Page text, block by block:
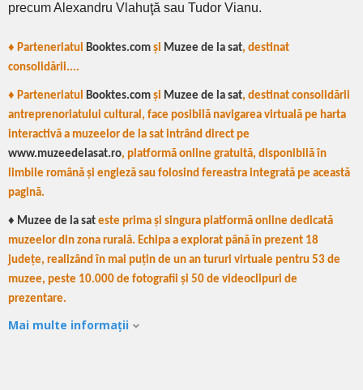
precum Alexandru Vlahuţă sau Tudor Vianu.
♦ Parteneriatul Booktes.com și Muzee de la sat, destinat
consolidării....
♦ Parteneriatul Booktes.com și Muzee de la sat, destinat consolidării
antreprenoriatului cultural, face posibilă navigarea virtuală pe harta
interactivă a muzeelor de la sat intrând direct pe
www.muzeedelasat.ro, platformă online gratuită, disponibilă în
limbile română și engleză sau folosind fereastra integrată pe această
pagină.
♦ Muzee de la sat este prima și singura platformă online dedicată
muzeelor din zona rurală. Echipa a explorat până în prezent 18
județe, realizând în mai puțin de un an tururi virtuale pentru 53 de
muzee, peste 10.000 de fotografii și 50 de videoclipuri de
prezentare.
Mai multe informații